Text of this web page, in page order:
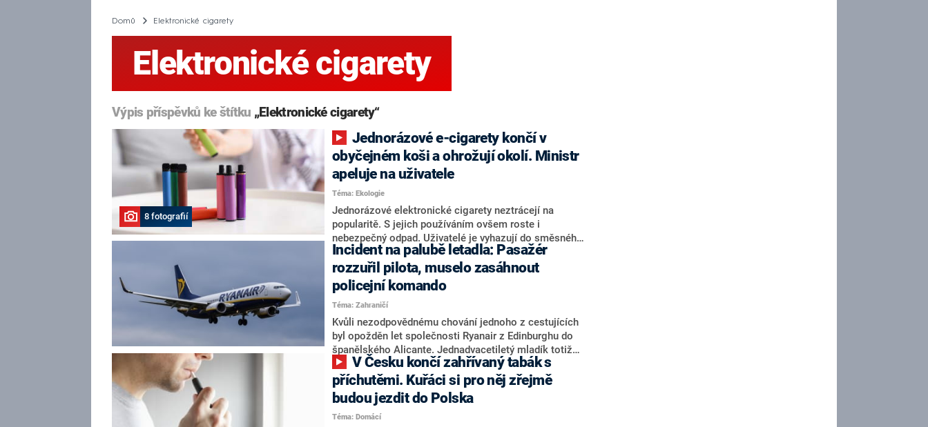
Domů Elektronické cigarety
Elektronické cigarety
Výpis příspěvků ke štítku „Elektronické cigarety“
8 fotografií
obyčejném koši a ohrožují okolí. Ministr
apeluje na uživatele
Téma: Ekologie
Jednorázové elektronické cigarety neztrácejí na
popularitě. S jejich používáním ovšem roste i
nebezpečný odpad. Uživatelé je vyhazují do směsného
odpadu namísto červených kontejnerů, což zvyšuje
riziko vznícení baterie a přidělává práci na třídících
linkách, varuje ve zprávě ministerstvo životního
prostředí (MŽP). S rostoucím problémem by mohlo
pomoci nové evropské nařízení.
Incident na palubě letadla: Pasažér
rozzuřil pilota, muselo zasáhnout
policejní komando
Téma: Zahraničí
Kvůli nezodpovědnému chování jednoho z cestujících
byl opožděn let společnosti Ryanair z Edinburghu do
španělského Alicante. Jednadvacetiletý mladík totiž
ještě před startem kouřil na toaletě elektronickou
cigaretu, čímž rozzuřil pilota natolik, že ho nechal
vyvést.
příchutěmi. Kuřáci si pro něj zřejmě
budou jezdit do Polska
Téma: Domácí